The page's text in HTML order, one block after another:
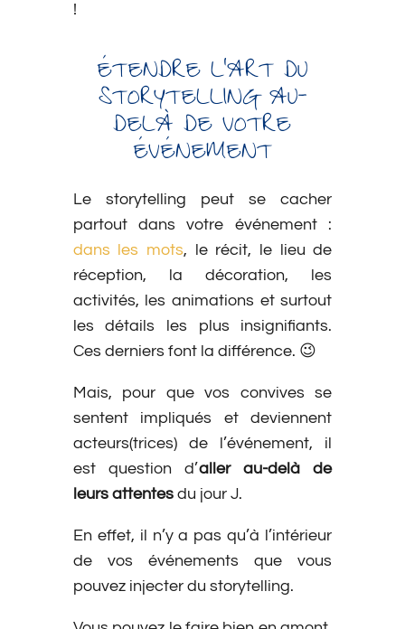
!
ÉTENDRE L’ART DU
STORYTELLING AU-
DELÀ DE VOTRE
ÉVÉNEMENT
Le storytelling peut se cacher
partout dans votre événement :
dans les mots, le récit, le lieu de
réception, la décoration, les
activités, les animations et surtout
les détails les plus insignifiants.
Ces derniers font la différence. 😉
Mais, pour que vos convives se
sentent impliqués et deviennent
acteurs(trices) de l’événement, il
est question d’aller au-delà de
leurs attentesdu jour J.
En effet, il n’y a pas qu’à l’intérieur
de vos événements que vous
pouvez injecter du storytelling.